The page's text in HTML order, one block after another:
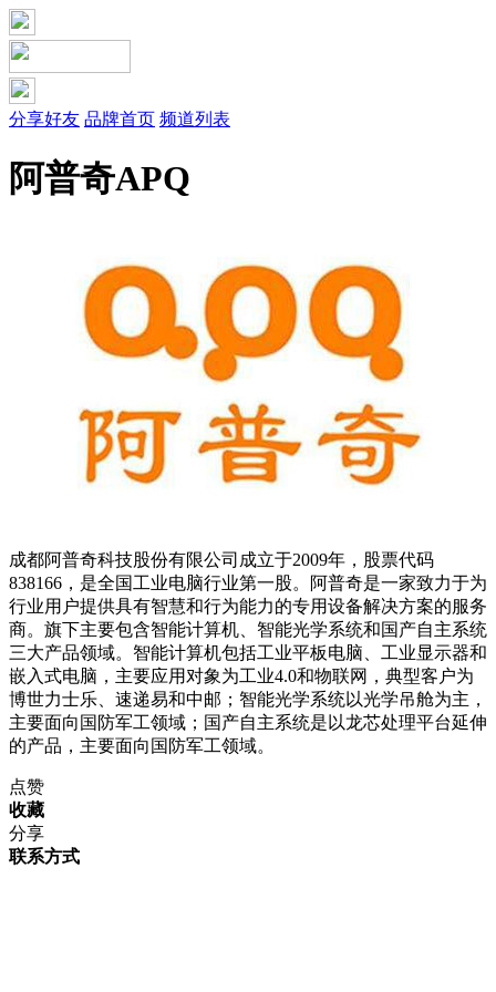
分享好友 品牌首页 频道列表
阿普奇APQ
成都阿普奇科技股份有限公司成立于2009年，股票代码
838166，是全国工业电脑行业第一股。阿普奇是一家致力于为
行业用户提供具有智慧和行为能力的专用设备解决方案的服务
商。旗下主要包含智能计算机、智能光学系统和国产自主系统
三大产品领域。智能计算机包括工业平板电脑、工业显示器和
嵌入式电脑，主要应用对象为工业4.0和物联网，典型客户为
博世力士乐、速递易和中邮；智能光学系统以光学吊舱为主，
主要面向国防军工领域；国产自主系统是以龙芯处理平台延伸
的产品，主要面向国防军工领域。
点赞
收藏
分享
联系方式